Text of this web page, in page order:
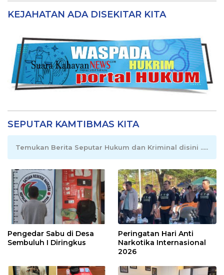
KEJAHATAN ADA DISEKITAR KITA
SEPUTAR KAMTIBMAS KITA
Temukan Berita Seputar Hukum dan Kriminal disini .....
Pengedar Sabu di Desa
Sembuluh I Diringkus
Peringatan Hari Anti
Narkotika Internasional
2026